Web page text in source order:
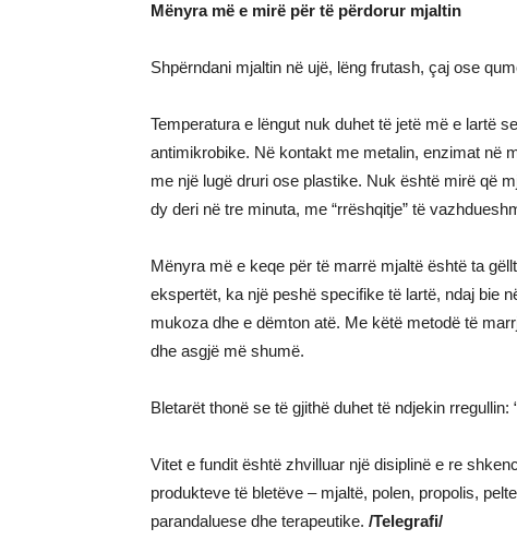
Mënyra më e mirë për të përdorur mjaltin
Shpërndani mjaltin në ujë, lëng frutash, çaj ose
Temperatura e lëngut nuk duhet të jetë më e lartë
antimikrobike. Në kontakt me metalin, enzimat në
me një lugë druri ose plastike. Nuk është mirë që
dy deri në tre minuta, me “rrëshqitje” të
Mënyra më e keqe për të marrë mjaltë është ta
ekspertët, ka një peshë specifike të lartë, ndaj bie
mukoza dhe e dëmton atë. Me këtë metodë të
dhe asgjë më shumë.
Bletarët thonë se të gjithë duhet të ndjekin rregullin:
Vitet e fundit është zhvilluar një disiplinë e re
produkteve të bletëve – mjaltë, polen, propolis,
parandaluese dhe terapeutike. /Telegrafi/